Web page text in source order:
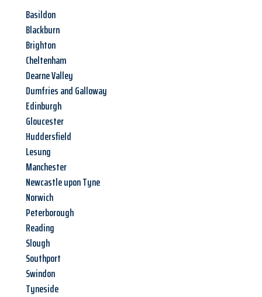
Basildon
Blackburn
Brighton
Cheltenham
Dearne Valley
Dumfries and Galloway
Edinburgh
Gloucester
Huddersfield
Lesung
Manchester
Newcastle upon Tyne
Norwich
Peterborough
Reading
Slough
Southport
Swindon
Tyneside